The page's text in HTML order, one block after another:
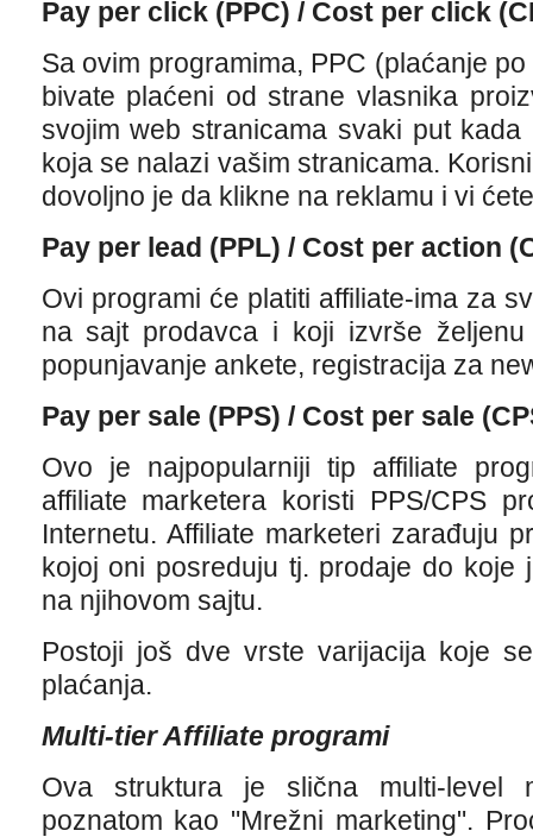
Pay per click (PPC) / Cost per click
Sa ovim programima, PPC (plaćanje
bivate plaćeni od strane vlasnika
svojim web stranicama svaki put
koja se nalazi vašim stranicama.
dovoljno je da klikne na reklamu i vi
Pay per lead (PPL) / Cost per action
Ovi programi će platiti affiliate-ima za
na sajt prodavca i koji izvrše
popunjavanje ankete, registracija za
Pay per sale (PPS) / Cost per sale
Ovo je najpopularniji tip affiliate
affiliate marketera koristi PPS/CPS
Internetu. Affiliate marketeri zarađuju
kojoj oni posreduju tj. prodaje do koje
na njihovom sajtu.
Postoji još dve vrste varijacija koje
plaćanja.
Multi-tier Affiliate programi
Ova struktura je slična multi-level
poznatom kao "Mrežni marketing".